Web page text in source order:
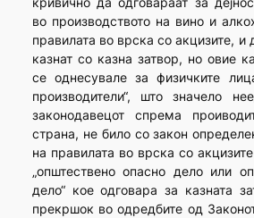
во производството на вино и
правилата во врска со акцизите,
казнат со казна затвор, но овие
се однесувале за физичките
производители“, што значело
законодавецот спрема
страна, не било со закон
на правилата во врска со
„општествено опасно дело или
дело“ кое одговара за казната
прекршок во одредбите од